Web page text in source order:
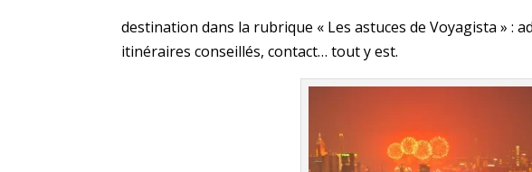
destination dans la rubrique « Les astuces de Voyagista » :
itinéraires conseillés, contact… tout y est.